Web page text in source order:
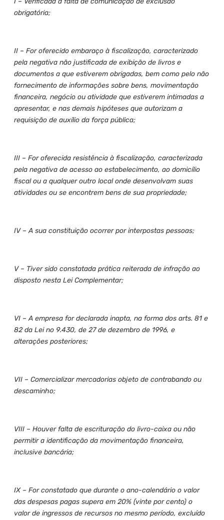
obrigatória;
II – For oferecido embaraço à fiscalização, caracterizado
pela negativa não justificada de exibição de livros e
documentos a que estiverem obrigadas, bem como pelo não
fornecimento de informações sobre bens, movimentação
financeira, negócio ou atividade que estiverem intimadas a
apresentar, e nas demais hipóteses que autorizam a
requisição de auxílio da força pública;
III – For oferecida resistência à fiscalização, caracterizada
pela negativa de acesso ao estabelecimento, ao domicílio
fiscal ou a qualquer outro local onde desenvolvam suas
atividades ou se encontrem bens de sua propriedade;
IV – A sua constituição ocorrer por interpostas pessoas;
V – Tiver sido constatada prática reiterada de infração ao
disposto nesta Lei Complementar;
VI – A empresa for declarada inapta, na forma dos arts. 81 e
82 da Lei no 9.430, de 27 de dezembro de 1996, e
alterações posteriores;
VII – Comercializar mercadorias objeto de contrabando ou
descaminho;
VIII – Houver falta de escrituração do livro-caixa ou não
permitir a identificação da movimentação financeira,
inclusive bancária;
IX – For constatado que durante o ano-calendário o valor
das despesas pagas supera em 20% (vinte por cento) o
valor de ingressos de recursos no mesmo período, excluído